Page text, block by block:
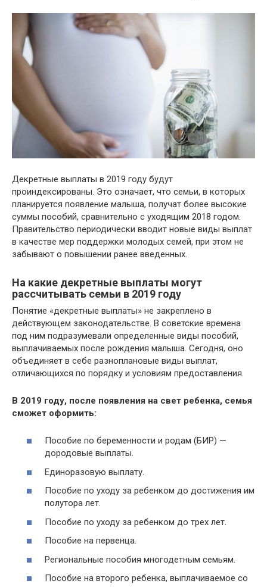
Декретные выплаты в 2019 году будут
проиндексированы. Это означает, что семьи, в которых
планируется появление малыша, получат более высокие
суммы пособий, сравнительно с уходящим 2018 годом.
Правительство периодически вводит новые виды выплат
в качестве мер поддержки молодых семей, при этом не
забывают о повышении ранее введенных.
На какие декретные выплаты могут
рассчитывать семьи в 2019 году
Понятие «декретные выплаты» не закреплено в
действующем законодательстве. В советские времена
под ним подразумевали определенные виды пособий,
выплачиваемых после рождения малыша. Сегодня, оно
объединяет в себе разноплановые виды выплат,
отличающихся по порядку и условиям предоставления.
В 2019 году, после появления на свет ребенка, семья
сможет оформить:
Пособие по беременности и родам (БИР) —
дородовые выплаты.
Единоразовую выплату.
Пособие по уходу за ребенком до достижения им
полутора лет.
Пособие по уходу за ребенком до трех лет.
Пособие на первенца.
Региональные пособия многодетным семьям.
Пособие на второго ребенка, выплачиваемое со